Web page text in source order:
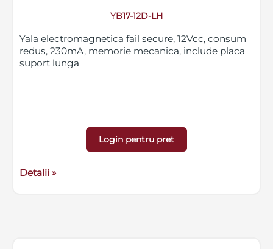
YB17-12D-LH
Yala electromagnetica fail secure, 12Vcc, consum
redus, 230mA, memorie mecanica, include placa
suport lunga
Login pentru pret
Detalii »